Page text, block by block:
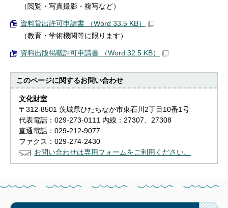
（閲覧・写真撮影・複写など）
資料貸出許可申請書 （Word 33.5 KB）
（教育・学術機関等に限ります）
資料出版掲載許可申請書 （Word 32.5 KB）
このページに関するお問い合わせ
文化財室
〒312-8501 茨城県ひたちなか市東石川2丁目10番1号
代表電話：029-273-0111 内線：27307、27308
直通電話：029-212-9077
ファクス：029-274-2430
お問い合わせは専用フォームをご利用ください。